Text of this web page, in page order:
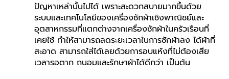
ปัญหาเหล่านั้นไปได้ เพราะสะดวกสบายมากขึ้นด้วย
ระบบและเทคโนโลยีของเครื่องซักผ้าเชิงพาณิชย์และ
อุตสาหกรรมที่แตกต่างจากเครื่องซักผ้าในครัวเรือนที่
เคยใช้ ทำให้สามารถลดระยะเวลาในการซักผ้าลง ได้ผ้าที่
สะอาด สามารถใส่ได้เลยด้วยการอบแห้งที่ไม่ต้องเสีย
เวลารอตาก ถนอมและรักษาผ้าได้ดีกว่า เป็นต้น